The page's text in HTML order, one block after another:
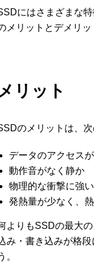
にはさまざまな
メリットとデメリッ
リット
のメリットは、次
データのアクセス
動作音がなく静か
物理的な衝撃に強い
発熱量が少なく、
よりもSSDの最大
み・書き込みが格
。